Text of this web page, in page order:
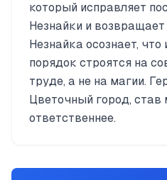
который исправляет
Незнайки и
Незнайка осознает,
порядок строятся на
труде, а не на магии.
Цветочный город, став
ответственнее.